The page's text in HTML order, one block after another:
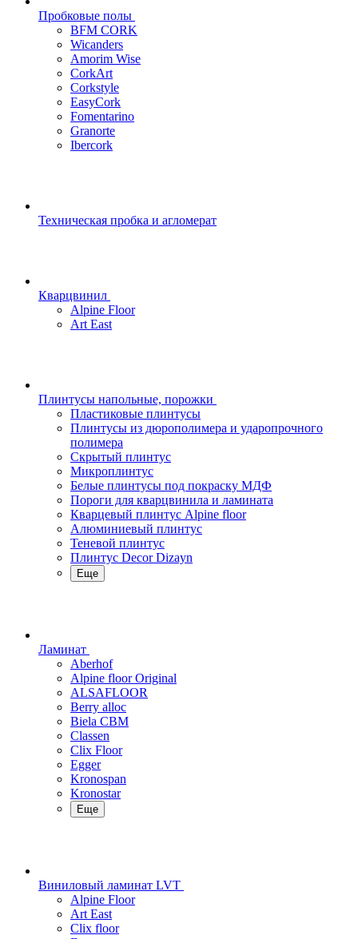
Пробковые полы
BFM CORK
Wicanders
Amorim Wise
CorkArt
Corkstyle
EasyCork
Fomentarino
Granorte
Ibercork
Техническая пробка и агломерат
Кварцвинил
Alpine Floor
Art East
Плинтусы напольные, порожки
Пластиковые плинтусы
Плинтусы из дюрополимера и ударопрочного
полимера
Скрытый плинтус
Микроплинтус
Белые плинтусы под покраску МДФ
Пороги для кварцвинила и ламината
Кварцевый плинтус Alpine floor
Алюминиевый плинтус
Теневой плинтус
Плинтус Decor Dizayn
Еще
Ламинат
Aberhof
Alpine floor Original
ALSAFLOOR
Berry alloc
Biela CBM
Classen
Clix Floor
Egger
Kronospan
Kronostar
Еще
Виниловый ламинат LVT
Alpine Floor
Art East
Clix floor